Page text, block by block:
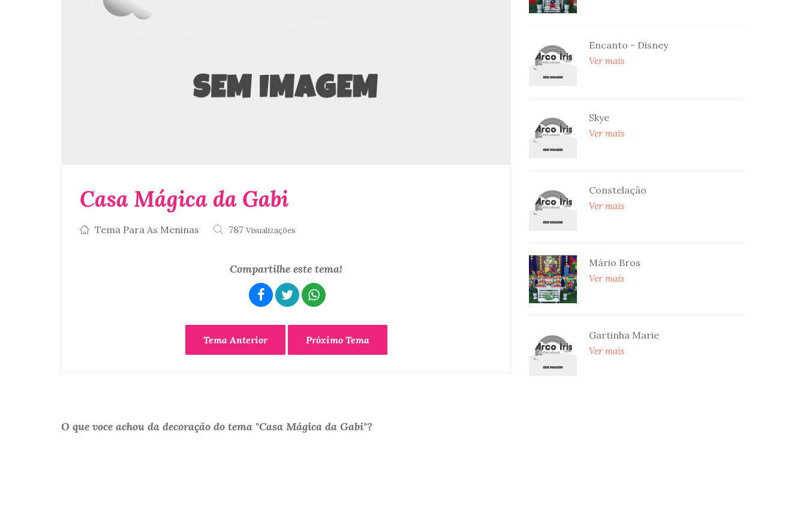
Casa Mágica da Gabi
Tema Para As Meninas 787 Visualizações
Compartilhe este tema!
Tema Anterior Próximo Tema
O que voce achou da decoração do tema "Casa Mágica da Gabi"?
Encanto - Disney
Ver mais
Skye
Ver mais
Constelação
Ver mais
Mário Bros
Ver mais
Gartinha Marie
Ver mais